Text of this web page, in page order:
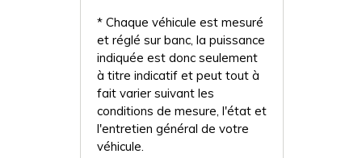
* Chaque véhicule est mesuré
et réglé sur banc, la puissance
indiquée est donc seulement
à titre indicatif et peut tout à
fait varier suivant les
conditions de mesure, l'état et
l'entretien général de votre
véhicule.